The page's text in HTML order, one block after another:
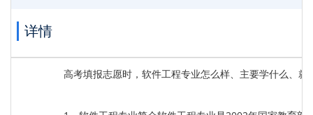
详情
高考填报志愿时，软件工程专业怎么样、主要学什么、